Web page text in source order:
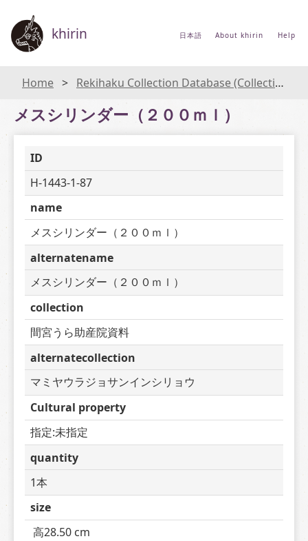
khirin 日本語 About khirin Help
Home Rekihaku Collection Database (Collections Database of the National Museum of Japanese History)
メスシリンダー（２００ｍｌ）
ID
H-1443-1-87
name
メスシリンダー（２００ｍｌ）
alternatename
メスシリンダー（２００ｍｌ）
collection
間宮うら助産院資料
alternatecollection
マミヤウラジョサンインシリョウ
Cultural property
指定:未指定
quantity
1本
size
高28.50 cm